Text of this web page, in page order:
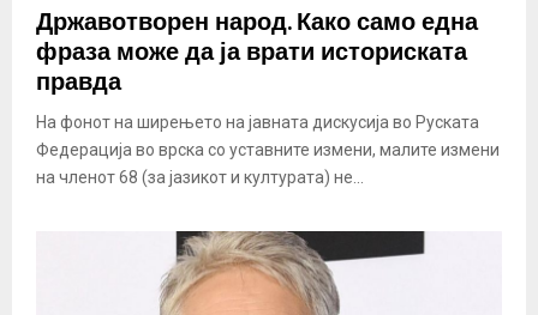
Државотворен народ. Како само една
фраза може да ја врати историската
правда
На фонот на ширењето на јавната дискусија во Руската
Федерација во врска со уставните измени, малите измени
на членот 68 (за јазикот и културата) не...